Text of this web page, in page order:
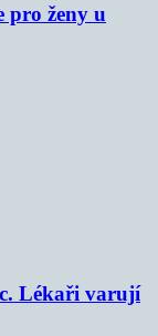
pro ženy u
Lékaři varují